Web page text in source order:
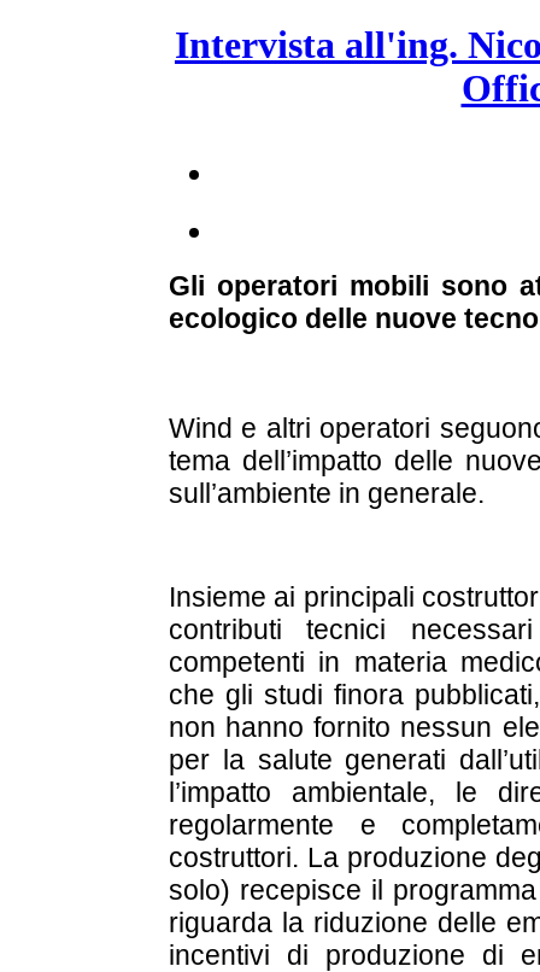
Intervista all'ing.
Gli operatori mobili sono
ecologico delle nuove
Wind e altri operatori
tema dell’impatto delle
sull’ambiente in generale.
Insieme ai principali
contributi tecnici
competenti in materia
che gli studi finora
non hanno fornito nessun
per la salute generati
l’impatto ambientale, le
regolarmente e
costruttori. La produzione
solo) recepisce il
riguarda la riduzione delle
incentivi di produzione di